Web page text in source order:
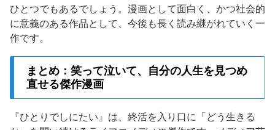
ひとつでもあるでしょう。漫画として面白く、かつ社会的
に意義のある作品として、今後も長く読み継がれていく一
作です。
まとめ：笑って泣いて、自分の人生を見つめ
直せる傑作漫画
『ひとりでしにたい』は、終活を入り口に「どう生きる